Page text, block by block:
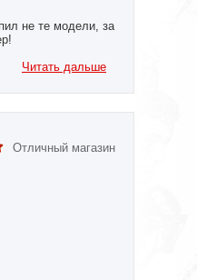
не те модели, за
Читать дальше
Отличный магазин